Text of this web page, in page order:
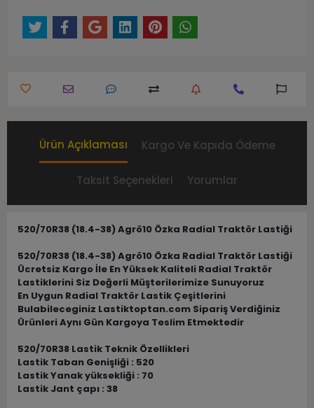
Ürün Açıklaması Kargo Ve Kapıda Ödeme
Taksit Seçenekleri Yorumlar
520/70R38 (18.4-38) Agrö10 Özka Radial Traktör Lastiği
520/70R38 (18.4-38) Agrö10 Özka Radial Traktör Lastiği
Ücretsiz Kargo İle En Yüksek Kaliteli Radial Traktör
Lastiklerini Siz Değerli Müşterilerimize Sunuyoruz
En Uygun Radial Traktör Lastik Çeşitlerini
Bulabileceginiz Lastiktoptan.com Sipariş Verdiğiniz
Ürünleri Aynı Gün Kargoya Teslim Etmektedir
520/70R38 Lastik Teknik Özellikleri
Lastik Taban Genişliği : 520
Lastik Yanak yüksekliği : 70
Lastik Jant çapı : 38